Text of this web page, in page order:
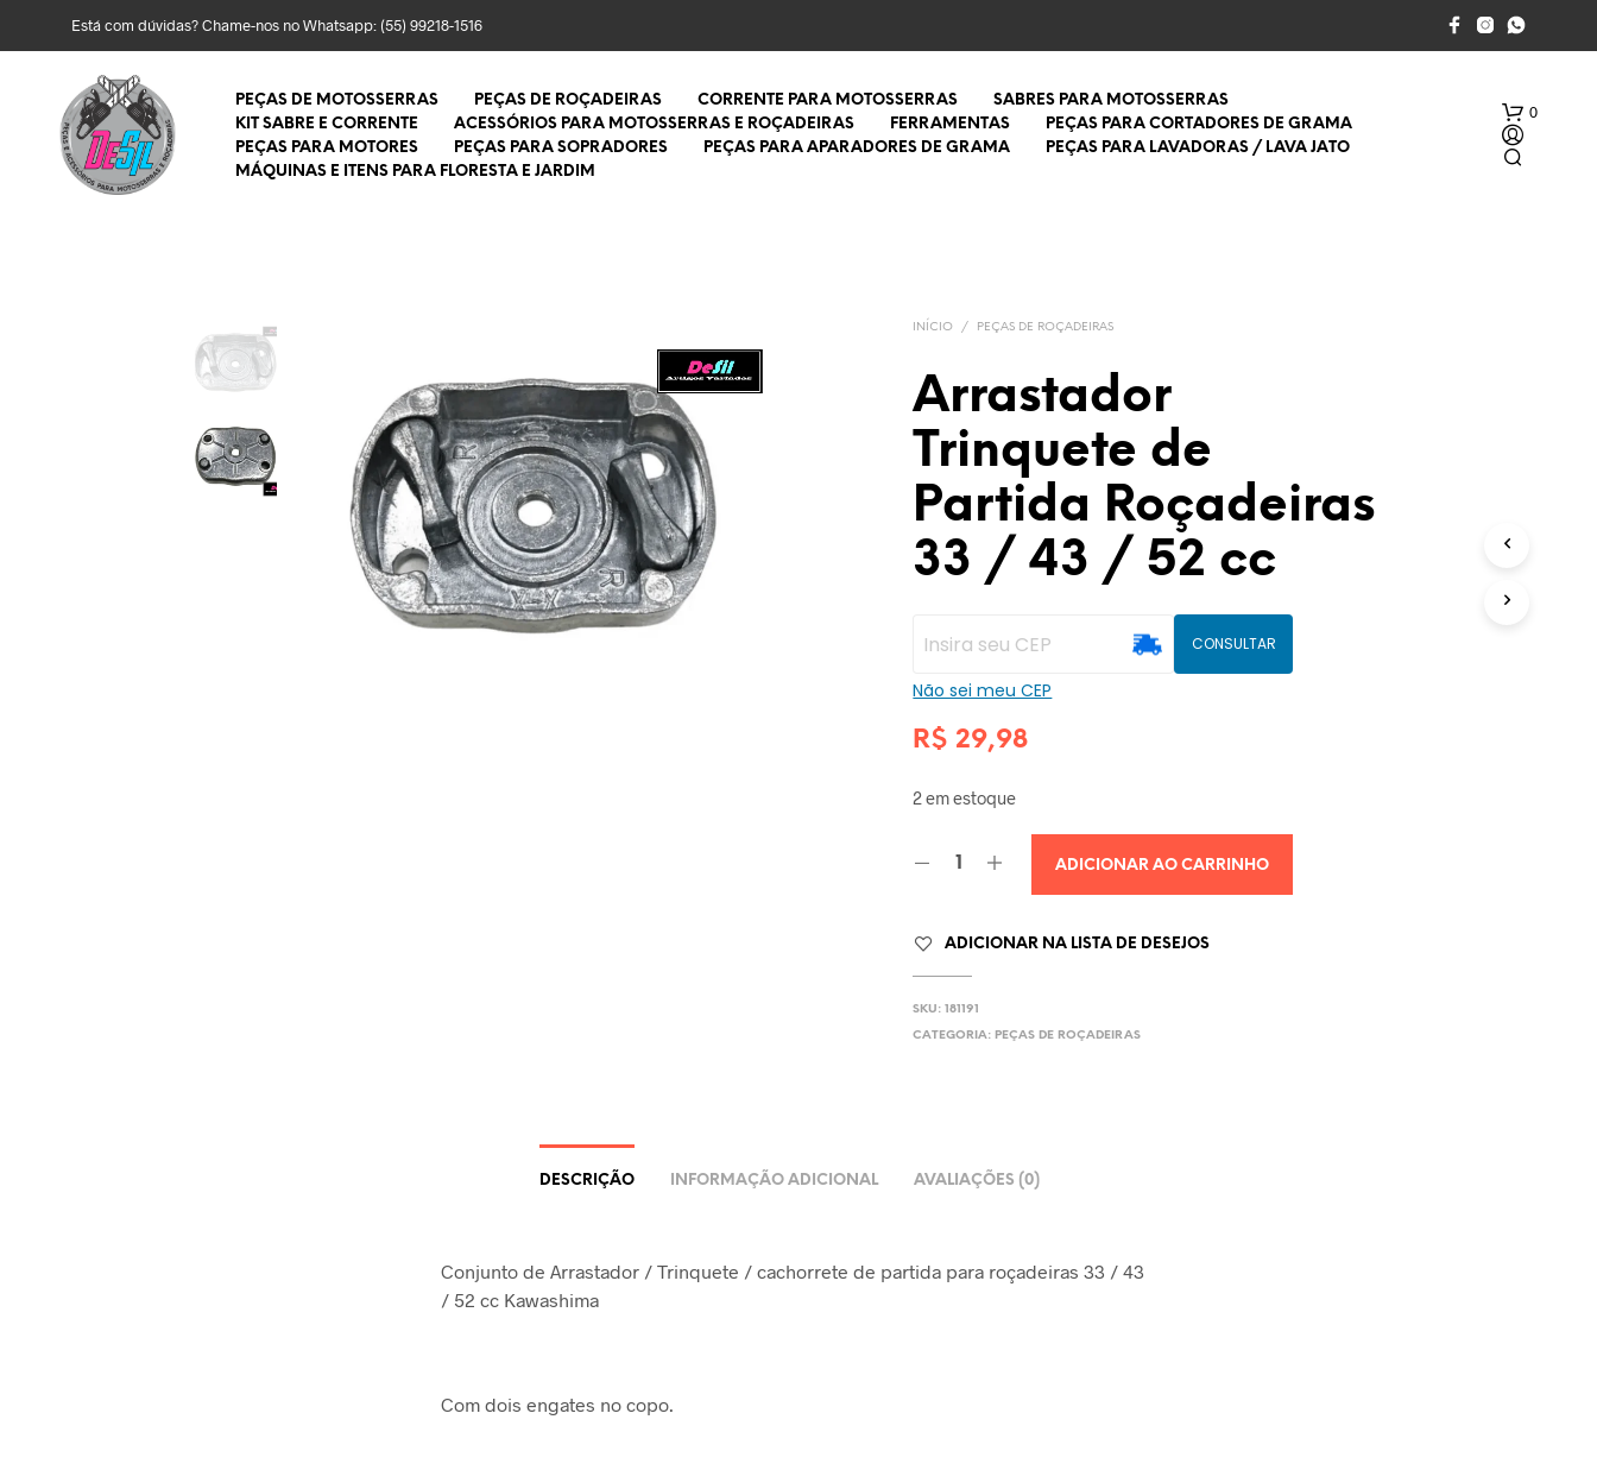
Está com dúvidas? Chame-nos no Whatsapp: (55) 99218-1516
PEÇAS DE MOTOSSERRAS PEÇAS DE ROÇADEIRAS CORRENTE PARA MOTOSSERRAS
SABRES PARA MOTOSSERRAS
KIT SABRE E CORRENTE
ACESSÓRIOS PARA MOTOSSERRAS E ROÇADEIRAS FERRAMENTAS
PEÇAS PARA CORTADORES DE GRAMA
PEÇAS PARA MOTORES
PEÇAS PARA SOPRADORES PEÇAS PARA APARADORES DE GRAMA
PEÇAS PARA LAVADORAS / LAVA JATO
MÁQUINAS E ITENS PARA FLORESTA E JARDIM
0
INÍCIO / PEÇAS DE ROÇADEIRAS
Arrastador
Trinquete de
Partida Roçadeiras
33 / 43 / 52 cc
CONSULTAR
Não sei meu CEP
R$ 29,98
2 em estoque
ADICIONAR AO CARRINHO
ADICIONAR NA LISTA DE DESEJOS
SKU:181191
CATEGORIA: PEÇAS DE ROÇADEIRAS
DESCRIÇÃO INFORMAÇÃO ADICIONAL AVALIAÇÕES (0)
Conjunto de Arrastador / Trinquete / cachorrete de partida para roçadeiras 33 / 43
/ 52 cc Kawashima
Com dois engates no copo.